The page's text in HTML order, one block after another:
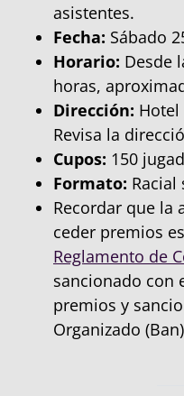
asistentes.
Fecha: Sábado
Horario: Desde
horas,
Dirección: Hotel
Revisa la
Cupos: 150
Formato:
Recordar que la
ceder premios
Reglamento de
sancionado con
premios y
Organizado